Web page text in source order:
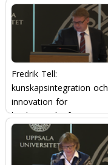
Fredrik Tell:
kunskapsintegration och
innovation för
konkurrenskraft